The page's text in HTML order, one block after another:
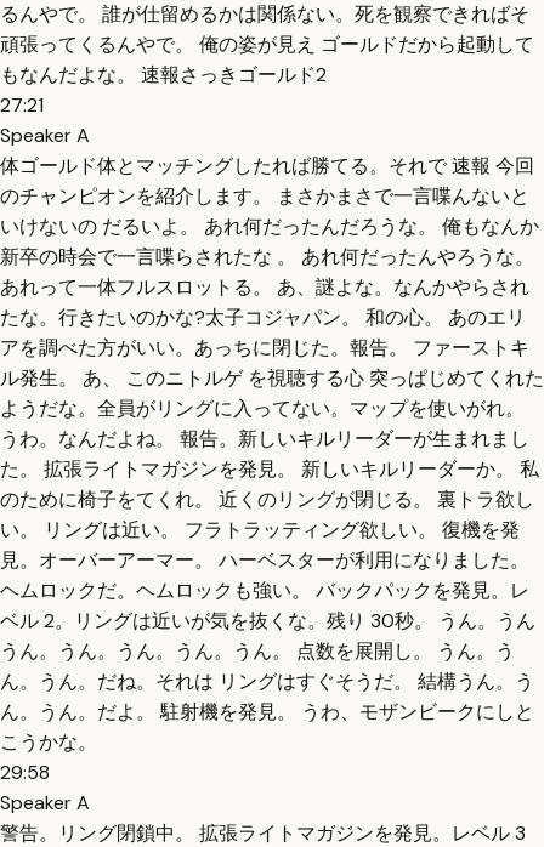
るんやで。 誰が仕留めるかは関係ない。死を観察できればそ
頑張ってくるんやで。 俺の姿が見え ゴールドだから起動して
もなんだよな。 速報さっきゴールド2
27:21
Speaker A
体ゴールド体とマッチングしたれば勝てる。それで 速報 今回
のチャンピオンを紹介します。 まさかまさで一言喋んないと
いけないの だるいよ。 あれ何だったんだろうな。 俺もなんか
新卒の時会で一言喋らされたな 。 あれ何だったんやろうな。
あれって一体フルスロットる。 あ、謎よな。なんかやらされ
たな。行きたいのかな?太子コジャパン。 和の心。 あのエリ
アを調べた方がいい。あっちに閉じた。報告。 ファーストキ
ル発生。 あ、 このニトルゲ を視聴する心 突っぱじめてくれた
ようだな。全員がリングに入ってない。マップを使いがれ。
うわ。なんだよね。 報告。新しいキルリーダーが生まれまし
た。 拡張ライトマガジンを発見。 新しいキルリーダーか。 私
のために椅子をてくれ。 近くのリングが閉じる。 裏トラ欲し
い。 リングは近い。 フラトラッティング欲しい。 復機を発
見。オーバーアーマー。 ハーベスターが利用になりました。
ヘムロックだ。ヘムロックも強い。 バックパックを発見。レ
ベル 2。リングは近いが気を抜くな。残り 30秒。 うん。うん
うん。うん。うん。うん。うん。 点数を展開し。 うん。う
ん。うん。だね。それは リングはすぐそうだ。 結構うん。う
ん。うん。だよ。 駐射機を発見。 うわ、モザンビークにしと
こうかな。
29:58
Speaker A
警告。リング閉鎖中。 拡張ライトマガジンを発見。レベル 3